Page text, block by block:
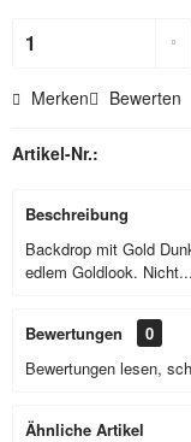
Merken Bewerten
Artikel-Nr.:
Beschreibung
Backdrop mit Gold
edlem Goldlook. Nicht...
Bewertungen
0
Bewertungen lesen,
Ähnliche Artikel